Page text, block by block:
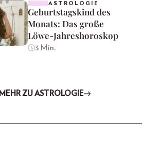
ASTROLOGIE
Geburtstagskind des
Monats: Das große
Löwe-Jahreshoroskop
3 Min.
MEHR ZU ASTROLOGIE